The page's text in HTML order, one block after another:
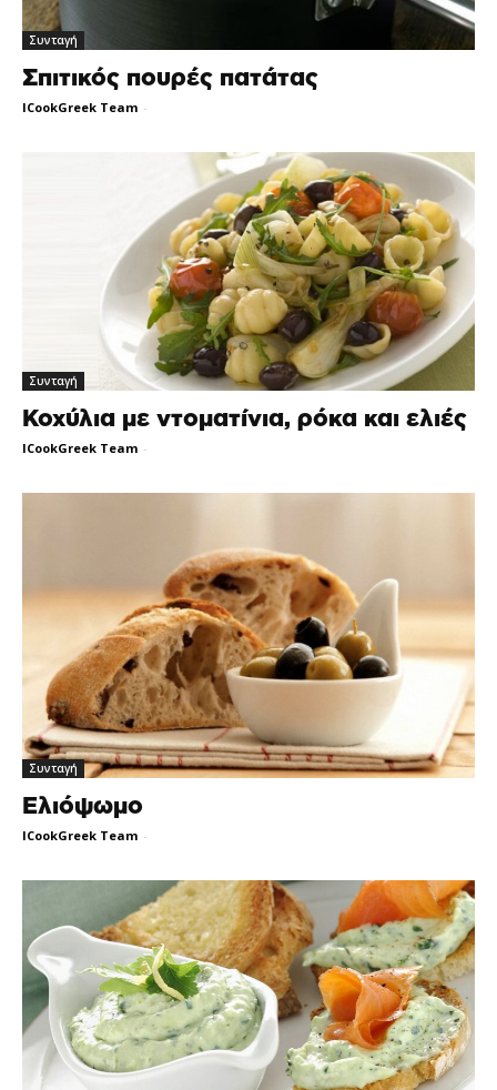
Συνταγή
Σπιτικός πουρές πατάτας
ICookGreek Team -
Συνταγή
Κοχύλια με ντοματίνια, ρόκα και ελιές
ICookGreek Team -
Συνταγή
Ελιόψωμο
ICookGreek Team -